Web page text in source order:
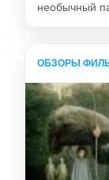
необычный
ОБЗОРЫ